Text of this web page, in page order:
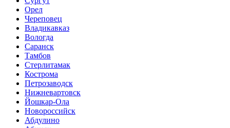
Орел
Череповец
Владикавказ
Вологда
Саранск
Тамбов
Стерлитамак
Кострома
Петрозаводск
Нижневартовск
Йошкар-Ола
Новороссийск
Абдулино